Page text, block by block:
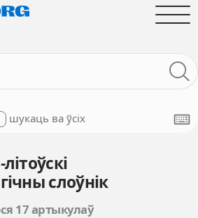
шукаць ва ўсіх
слоўнік
17 артыкулаў